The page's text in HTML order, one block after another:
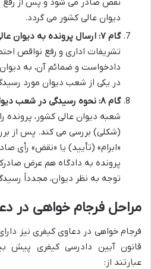
دیوان عالی کشور می گردد.
گام ۷: ارسال پرونده به دیوان عالی کشور:
تشریفات اداری و رفع نواقص
دادخواست و ضمائم آن، به
در یکی از شعب دیوان مورد
گام ۸: نحوه رسیدگی در شعب دیوان عالی کشور و صدور رأی:
شعبه دیوان عالی کشور،
(شکلی) بررسی می کند. پس از
«ابرام» (تأیید) یا «نقض» رأی
پرونده به دادگاه هم عرض
توجه به نظر دیوان، مجدداً
مراحل فرجام خواهی در
فرجام خواهی در دعاوی کیفری نیز
قانون آیین دادرسی کیفری پیش
عبارتند از: